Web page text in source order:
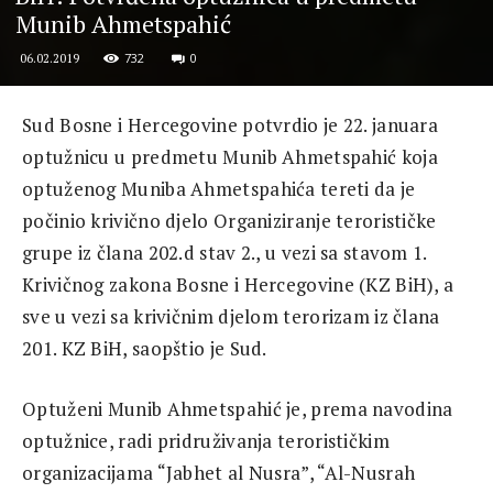
Munib Ahmetspahić
06.02.2019 732 0
Sud Bosne i Hercegovine potvrdio je 22. januara
optužnicu u predmetu Munib Ahmetspahić koja
optuženog Muniba Ahmetspahića tereti da je
počinio krivično djelo Organiziranje terorističke
grupe iz člana 202.d stav 2., u vezi sa stavom 1.
Krivičnog zakona Bosne i Hercegovine (KZ BiH), a
sve u vezi sa krivičnim djelom terorizam iz člana
201. KZ BiH, saopštio je Sud.
Optuženi Munib Ahmetspahić je, prema navodina
optužnice, radi pridruživanja terorističkim
organizacijama “Jabhet al Nusra”, “Al-Nusrah